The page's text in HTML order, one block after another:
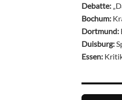
Debatte:
Bochum:
Dortmund:
Duisburg:
Essen: